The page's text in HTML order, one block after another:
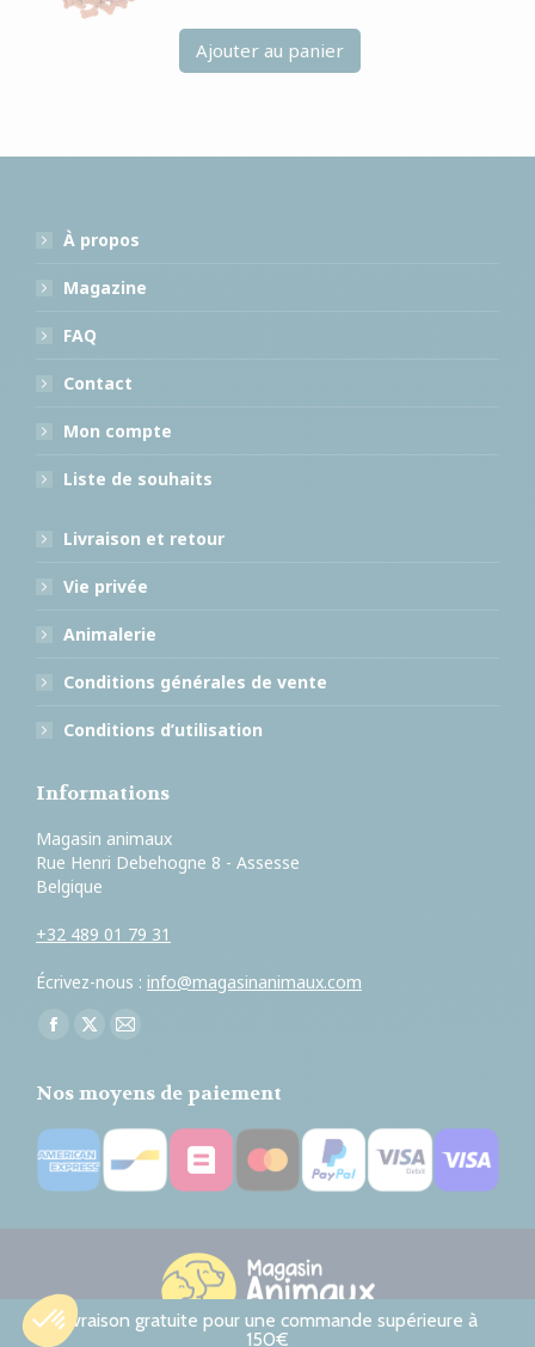
Ajouter au panier
À propos
Magazine
FAQ
Contact
Mon compte
Liste de souhaits
Livraison et retour
Vie privée
Animalerie
Conditions générales de vente
Conditions d’utilisation
Informations
Magasin animaux
Rue Henri Debehogne 8 - Assesse
Belgique
+32 489 01 79 31
Écrivez-nous : info@magasinanimaux.com
Trouvez nous sur :
Facebook
opens
in
new
window
X
opens
in
new
window
E-
page
opens
in
new
Nos moyens de paiement
© Magasin animaux. All rights reserved.
Livraison gratuite pour une commande supérieure à
150€